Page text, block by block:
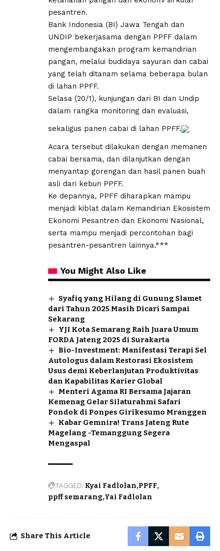
pesantren.
Bank Indonesia (BI) Jawa Tengah dan
UNDIP bekerjasama dengan PPFF dalam
mengembangakan program kemandirian
pangan, melalui budidaya sayuran dan cabai
yang telah ditanam selama beberapa bulan
di lahan PPFF.
Selasa (20/1), kunjungan dari BI dan Undip
dalam rangka monitoring dan evaluasi,
sekaligus panen cabai di lahan PPFF.
Acara tersebut dilakukan dengan memanen
cabai bersama, dan dilanjutkan dengan
menyantap gorengan dan hasil panen buah
asli dari kebun PPFF.
Ke depannya, PPFF diharapkan mampu
menjadi kiblat dalam Kemandirian Ekosistem
Ekonomi Pesantren dan Ekonomi Nasional,
serta mampu menjadi percontohan bagi
pesantren-pesantren lainnya.***
You Might Also Like
Syafiq yang Hilang di Gunung Slamet
dari Tahun 2025 Masih Dicari Sampai
Sekarang
YJI Kota Semarang Raih Juara Umum
FORDA Jateng 2025 di Surakarta
Bio-Investment: Manifestasi Terapi Sel
Autologus dalam Restorasi Ekosistem
Usus demi Keberlanjutan Produktivitas
dan Kapabilitas Karier Global
Menteri Agama RI Bersama Jajaran
Kemenag Gelar Silaturahmi Safari
Pondok di Ponpes Girikesumo Mranggen
Kabar Gemnira! Trans Jateng Rute
Magelang -Temanggung Segera
Mengaspal
TAGGED: Kyai Fadlolan PPFF
ppff semarang Yai Fadlolan
Share This Article